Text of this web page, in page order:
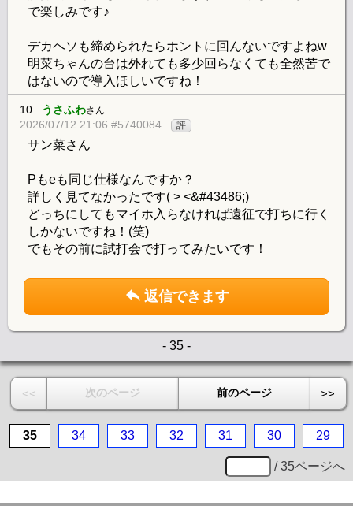
で楽しみです♪
デカヘソも締められたらホントに回んないですよねw
明菜ちゃんの台は外れても多少回らなくても全然苦で
はないので導入ほしいですね！
10. うさふわさん
2026/07/12 21:06 #5740084 評
サン菜さん
Pもeも同じ仕様なんですか？
詳しく見てなかったです( > <&#43486;)
どっちにしてもマイホ入らなければ遠征で打ちに行く
しかないですね！(笑)
でもその前に試打会で打ってみたいです！
返信できます
- 35 -
<< 次のページ 前のページ >>
35 34 33 32 31 30 29
/ 35ページへ